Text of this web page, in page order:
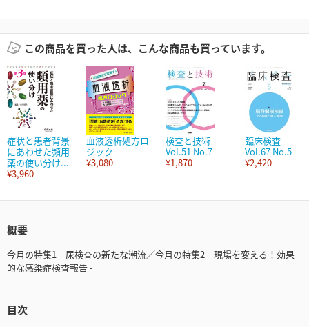
この商品を買った人は、こんな商品も買っています。
症状と患者背景
にあわせた頻用
薬の使い分け...
¥3,960
血液透析処方ロ
ジック
¥3,080
検査と技術
Vol.51 No.7
¥1,870
臨床検査
Vol.67 No.5
¥2,420
概要
今月の特集1 尿検査の新たな潮流／今月の特集2 現場を変える！効果
的な感染症検査報告 -
目次